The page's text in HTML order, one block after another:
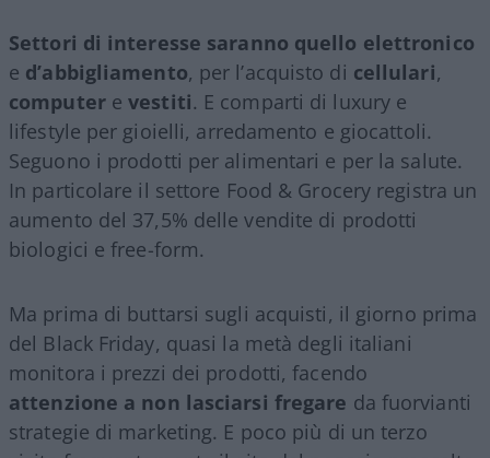
Settori di interesse saranno quello elettronico
e d’abbigliamento, per l’acquisto di cellulari,
computerevestiti. E comparti di luxury e
lifestyle per gioielli, arredamento e giocattoli.
Seguono i prodotti per alimentari e per la salute.
In particolare il settore Food & Grocery registra un
aumento del 37,5% delle vendite di prodotti
biologici e free-form.
Ma prima di buttarsi sugli acquisti, il giorno prima
del Black Friday, quasi la metà degli italiani
monitora i prezzi dei prodotti, facendo
attenzione a non lasciarsi fregare da fuorvianti
strategie di marketing. E poco più di un terzo